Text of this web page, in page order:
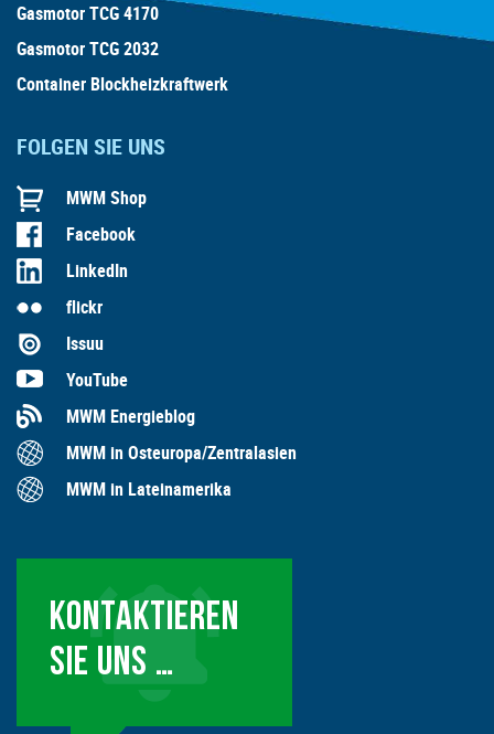
Gasmotor TCG 4170
Gasmotor TCG 2032
Container Blockheizkraftwerk
FOLGEN SIE UNS
MWM Shop
Facebook
LinkedIn
flickr
Issuu
YouTube
MWM Energieblog
MWM in Osteuropa/Zentralasien
MWM in Lateinamerika
KONTAKTIEREN
SIE UNS …